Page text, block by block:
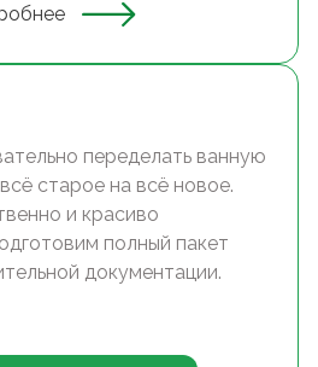
переделать ванную
старое на всё новое.
и красиво
полный пакет
документации.